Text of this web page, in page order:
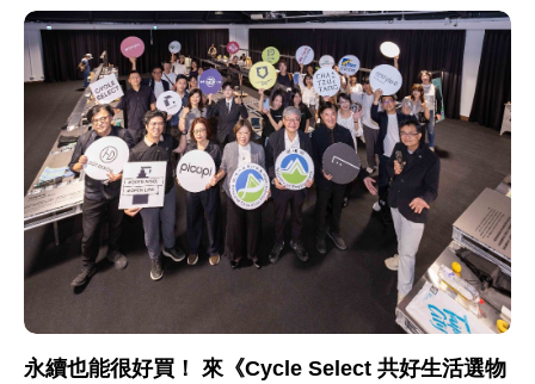
永續也能很好買！ 來《Cycle Select 共好生活選物